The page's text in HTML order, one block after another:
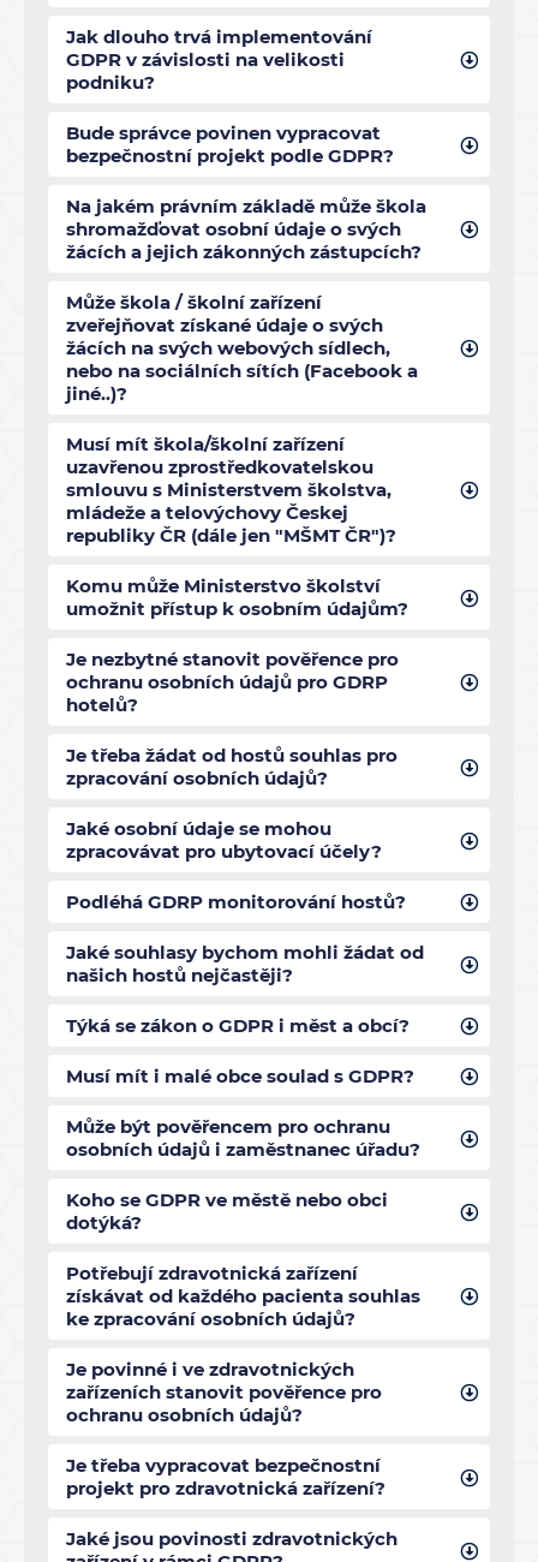
Jak dlouho trvá implementování
GDPR v závislosti na velikosti
podniku?
Bude správce povinen vypracovat
bezpečnostní projekt podle GDPR?
Na jakém právním základě může škola
shromažďovat osobní údaje o svých
žácích a jejich zákonných zástupcích?
Může škola / školní zařízení
zveřejňovat získané údaje o svých
žácích na svých webových sídlech,
nebo na sociálních sítích (Facebook a
jiné..)?
Musí mít škola/školní zařízení
uzavřenou zprostředkovatelskou
smlouvu s Ministerstvem školstva,
mládeže a telovýchovy Českej
republiky ČR (dále jen "MŠMT ČR")?
Komu může Ministerstvo školství
umožnit přístup k osobním údajům?
Je nezbytné stanovit pověřence pro
ochranu osobních údajů pro GDRP
hotelů?
Je třeba žádat od hostů souhlas pro
zpracování osobních údajů?
Jaké osobní údaje se mohou
zpracovávat pro ubytovací účely?
Podléhá GDRP monitorování hostů?
Jaké souhlasy bychom mohli žádat od
našich hostů nejčastěji?
Týká se zákon o GDPR i měst a obcí?
Musí mít i malé obce soulad s GDPR?
Může být pověřencem pro ochranu
osobních údajů i zaměstnanec úřadu?
Koho se GDPR ve městě nebo obci
dotýká?
Potřebují zdravotnická zařízení
získávat od každého pacienta souhlas
ke zpracování osobních údajů?
Je povinné i ve zdravotnických
zařízeních stanovit pověřence pro
ochranu osobních údajů?
Je třeba vypracovat bezpečnostní
projekt pro zdravotnická zařízení?
Jaké jsou povinosti zdravotnických